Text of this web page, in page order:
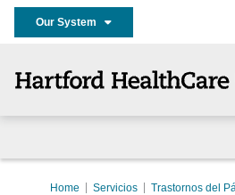
Our System
Home Servicios Trastornos del